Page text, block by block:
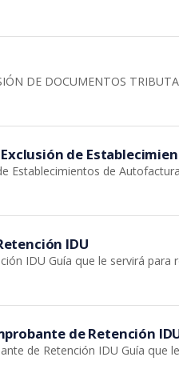
DE DOCUMENTOS
de
Establecimientos de
IDU
IDU Guía que le servirá
de Retención
de Retención IDU Guía